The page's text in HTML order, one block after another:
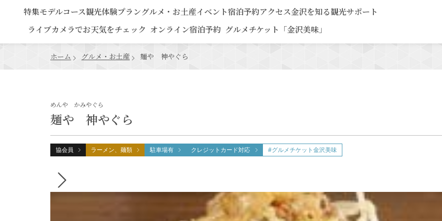
特集モデルコース観光体験プラングルメ・お土産イベント宿泊予約アクセス金沢を知る観光サポート
ライブカメラでお天気をチェック オンライン宿泊予約 グルメチケット「金沢美味」
ホーム グルメ・お土産 麺や 神やぐら
麺や 神やぐら
めんや かみやぐら
協会員 ラーメン、麺類 駐車場有 クレジットカード対応 #グルメチケット金沢美味